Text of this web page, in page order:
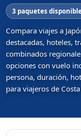
3 paquetes
Compara viajes a
destacadas, hoteles,
combinados
opciones con vuelo
persona, duración,
para viajeros de Costa